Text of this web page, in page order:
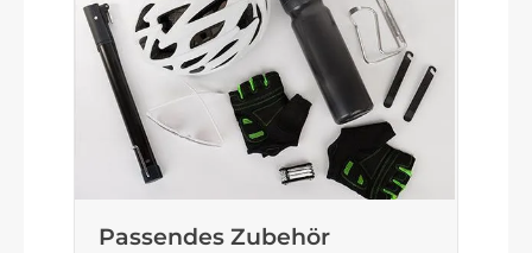
Suntour NCX32-D
Display
Bosch Kiox TFT SmartSystem
Passendes Zubehör